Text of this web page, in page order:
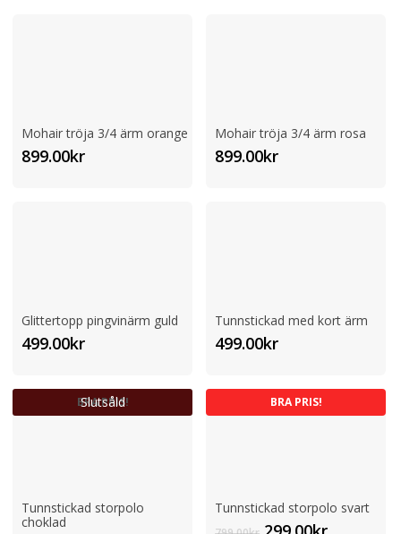
Mohair tröja 3/4 ärm orange
899.00kr
Mohair tröja 3/4 ärm rosa
899.00kr
Glittertopp pingvinärm guld
499.00kr
Tunnstickad med kort ärm
499.00kr
BRA PRIS!
Slutsåld
Tunnstickad storpolo
choklad
BRA PRIS!
Tunnstickad storpolo svart
Det
Det